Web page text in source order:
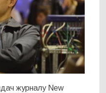
журналу New